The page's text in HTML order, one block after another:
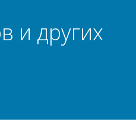
и других